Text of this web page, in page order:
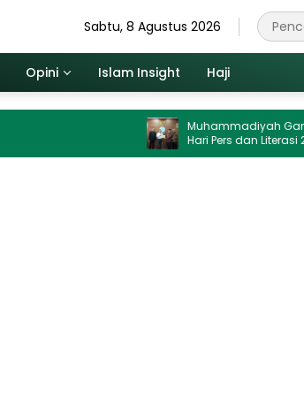
Sabtu, 8 Agustus 2026
Opini Islam Insight Haji
Muhammadiyah Gandeng
Hari Pers dan Literasi 2026